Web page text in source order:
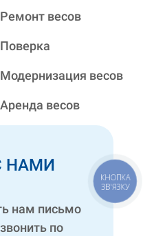
Ремонт весов
Поверка
Модернизация весов
Аренда весов
НАМИ
нам письмо
по
КНОПКА
ЗВ'ЯЗКУ